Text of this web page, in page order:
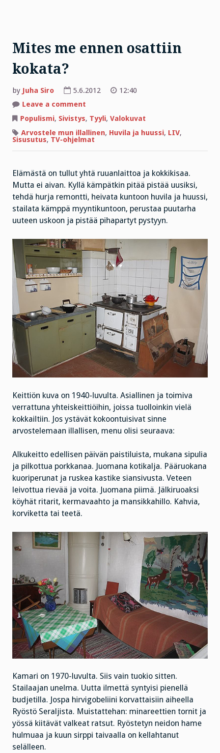
Mites me ennen osattiin
kokata?
by Juha Siro 5.6.2012
12:40
Leave a comment
me
ennen
osattiin
kokata?
Populismi, Sivistys, Tyyli, Valokuvat
Arvostele mun illallinen, Huvila ja huussi, LIV,
Sisusutus, TV-ohjelmat
Elämästä on tullut yhtä ruuanlaittoa ja kokkikisaa.
Mutta ei aivan. Kyllä kämpätkin pitää pistää uusiksi,
tehdä hurja remontti, heivata kuntoon huvila ja huussi,
stailata kämppä myyntikuntoon, perustaa puutarha
uuteen uskoon ja pistää pihapartyt pystyyn.
Keittiön kuva on 1940-luvulta. Asiallinen ja toimiva
verrattuna yhteiskeittiöihin, joissa tuolloinkin vielä
kokkailtiin. Jos ystävät kokoontuisivat sinne
arvostelemaan illallisen, menu olisi seuraava:
Alkukeitto edellisen päivän paistiluista, mukana sipulia
ja pilkottua porkkanaa. Juomana kotikalja. Pääruokana
kuoriperunat ja ruskea kastike siansivusta. Veteen
leivottua rievää ja voita. Juomana piimä. Jälkiruoaksi
köyhät ritarit, kermavaahto ja mansikkahillo. Kahvia,
korviketta tai teetä.
Kamari on 1970-luvulta. Siis vain tuokio sitten.
Stailaajan unelma. Uutta ilmettä syntyisi pienellä
budjetilla. Jospa hirvigobeliini korvattaisiin aiheella
Ryöstö Seraljista. Muistattehan: minareettien tornit ja
yössä kiitävät valkeat ratsut. Ryöstetyn neidon hame
hulmuaa ja kuun sirppi taivaalla on kellahtanut
selälleen.